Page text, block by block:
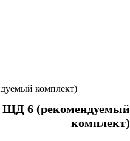
комплект)
ЩД 6 (рекомендуемый
комплект)